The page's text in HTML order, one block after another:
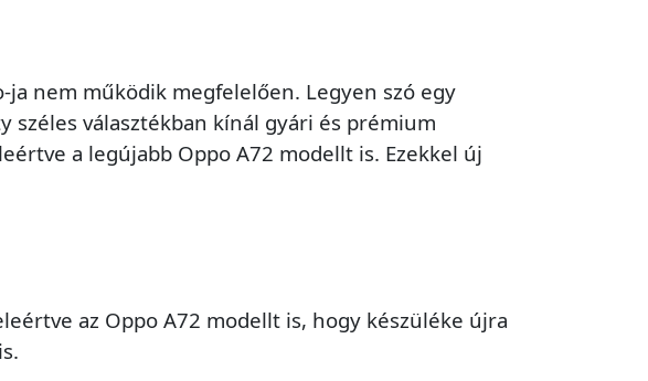
nem működik megfelelően. Legyen szó egy
széles választékban kínál gyári és prémium
a legújabb Oppo A72 modellt is. Ezekkel új
az Oppo A72 modellt is, hogy készüléke újra